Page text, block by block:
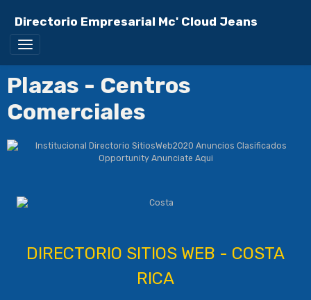
Directorio Empresarial Mc' Cloud Jeans
Plazas - Centros
Comerciales
DIRECTORIO SITIOS WEB - COSTA
RICA